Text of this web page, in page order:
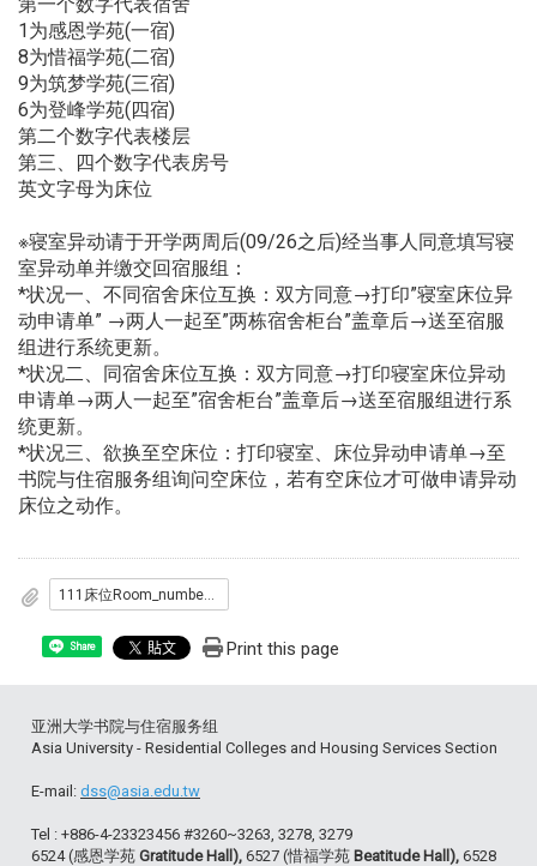
1为感恩学苑(一宿)
8为惜福学苑(二宿)
9为筑梦学苑(三宿)
6为登峰学苑(四宿)
第二个数字代表楼层
第三、四个数字代表房号
英文字母为床位
※寝室异动请于开学两周后(09/26之后)经当事人同意填写寝
室异动单并缴交回宿服组：
*状况一、不同宿舍床位互换：双方同意→打印”寝室床位异
动申请单” →两人一起至”两栋宿舍柜台”盖章后→送至宿服
组进行系统更新。
*状况二、同宿舍床位互换：双方同意→打印寝室床位异动
申请单→两人一起至”宿舍柜台”盖章后→送至宿服组进行系
统更新。
*状况三、欲换至空床位：打印寝室、床位异动申请单→至
书院与住宿服务组询问空床位，若有空床位才可做申请异动
床位之动作。
Share Print this page
亚洲大学书院与住宿服务组
Asia University - Residential Colleges and Housing Services Section
E-mail: dss@asia.edu.tw
Tel : +886-4-23323456 #3260~3263, 3278, 3279
6524 (感恩学苑 Gratitude Hall), 6527 (惜福学苑 Beatitude Hall), 6528